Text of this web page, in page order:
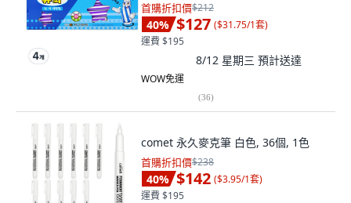
首購折扣價$212
40% $127 ($31.75/1套)
運費 $195
8/12 星期三 預計送達
WOW免運
(36)
comet 永久麥克筆 白色, 36個, 1色
首購折扣價$238
40% $142 ($3.95/1套)
運費 $195